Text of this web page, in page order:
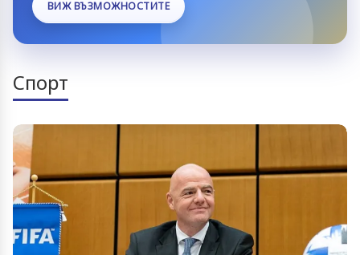
ВИЖ ВЪЗМОЖНОСТИТЕ
Спорт